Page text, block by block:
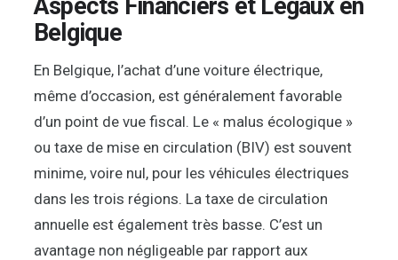
Aspects Financiers et Légaux en
Belgique
En Belgique, l’achat d’une voiture électrique,
même d’occasion, est généralement favorable
d’un point de vue fiscal. Le « malus écologique »
ou taxe de mise en circulation (BIV) est souvent
minime, voire nul, pour les véhicules électriques
dans les trois régions. La taxe de circulation
annuelle est également très basse. C’est un
avantage non négligeable par rapport aux